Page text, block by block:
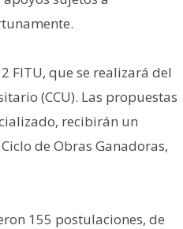
FITU, que se realizará del
(CCU). Las propuestas
recibirán un
de Obras Ganadoras,
155 postulaciones, de